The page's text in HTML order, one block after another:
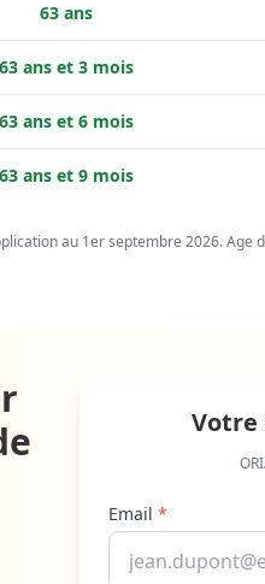
63 ans
63 ans et 3 mois
63 ans et 6 mois
63 ans et 9 mois
au 1er septembre 2026.
Email *